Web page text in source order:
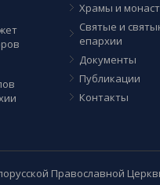
Храмы и
Cвятые и
епархии
Документы
Публикации
Контакты
Православной